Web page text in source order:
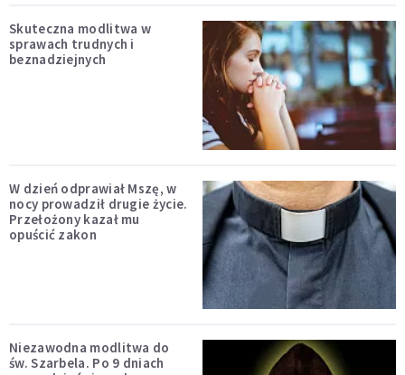
Skuteczna modlitwa w
sprawach trudnych i
beznadziejnych
W dzień odprawiał Mszę, w
nocy prowadził drugie życie.
Przełożony kazał mu
opuścić zakon
Niezawodna modlitwa do
św. Szarbela. Po 9 dniach